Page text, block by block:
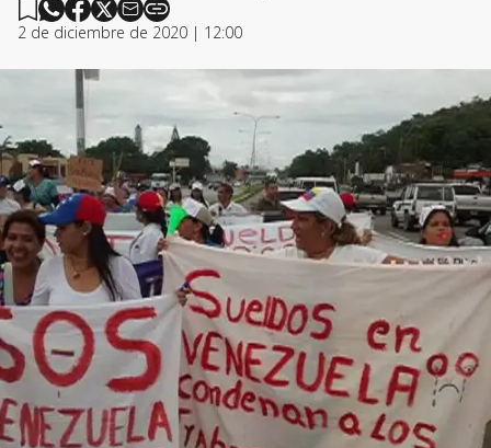
2 de diciembre de 2020 | 12:00